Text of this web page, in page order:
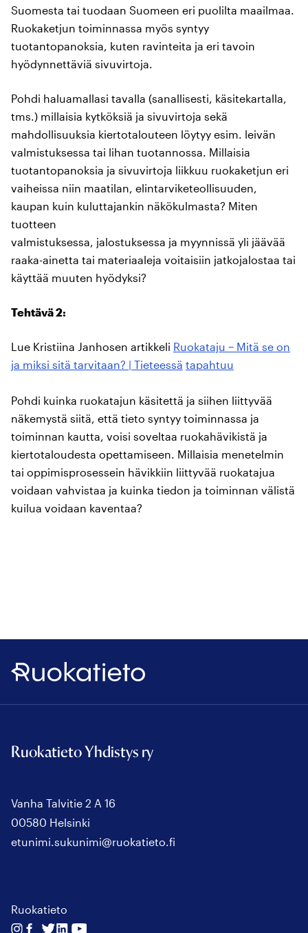
Suomesta tai tuodaan Suomeen eri puolilta maailmaa.
Ruokaketjun toiminnassa myös syntyy
tuotantopanoksia, kuten ravinteita ja eri tavoin
hyödynnettäviä sivuvirtoja.
Pohdi haluamallasi tavalla (sanallisesti, käsitekartalla,
tms.) millaisia kytköksiä ja sivuvirtoja sekä
mahdollisuuksia kiertotalouteen löytyy esim. leivän
valmistuksessa tai lihan tuotannossa. Millaisia
tuotantopanoksia ja sivuvirtoja liikkuu ruokaketjun eri
vaiheissa niin maatilan, elintarviketeollisuuden,
kaupan kuin kuluttajankin näkökulmasta? Miten
tuotteen
valmistuksessa, jalostuksessa ja myynnissä yli jäävää
raaka-ainetta tai materiaaleja voitaisiin jatkojalostaa tai
käyttää muuten hyödyksi?
Tehtävä 2:
Lue Kristiina Janhosen artikkeli Ruokataju − Mitä se on
ja miksi sitä tarvitaan? | Tieteessä tapahtuu
Pohdi kuinka ruokatajun käsitettä ja siihen liittyvää
näkemystä siitä, että tieto syntyy toiminnassa ja
toiminnan kautta, voisi soveltaa ruokahävikistä ja
kiertotaloudesta opettamiseen. Millaisia menetelmin
tai oppimisprosessein hävikkiin liittyvää ruokatajua
voidaan vahvistaa ja kuinka tiedon ja toiminnan välistä
kuilua voidaan kaventaa?
Ruokatieto
Ruokatieto Yhdistys ry
Vanha Talvitie 2 A 16
00580 Helsinki
etunimi.sukunimi@ruokatieto.fi
Ruokatieto